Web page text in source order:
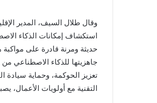
وقال طلال السيف، المدير
استكشاف إمكانات الذكاء
حديثة ومرنة قادرة على
جاهزيتها للذكاء الاصطناعي من
تعزيز الحوكمة، وحماية سيادة
التقنية مع أولويات الأعمال،